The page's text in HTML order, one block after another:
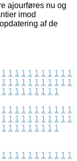
ajourføres nu og
imod
af de
1 1 1 1 1 1 1 1 1 1 1
1 1 1 1 1 1 1 1 1 1 1
1 1 1 1 1 1 1 1 1
1 1 1 1 1 1 1 1 1 1 1
1 1 1 1 1 1 1 1 1 1 1
1 1 1 1 1 1 1 1 1
1 1 1 1 1 1 1 1 1 1 1